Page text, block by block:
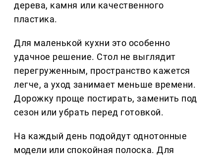
дерева, камня или качественного
пластика.
Для маленькой кухни это особенно
удачное решение. Стол не выглядит
перегруженным, пространство кажется
легче, а уход занимает меньше времени.
Дорожку проще постирать, заменить под
сезон или убрать перед готовкой.
На каждый день подойдут однотонные
модели или спокойная полоска. Для